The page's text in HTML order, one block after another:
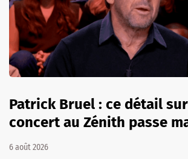
Patrick Bruel : ce détail
concert au Zénith passe
6 août 2026